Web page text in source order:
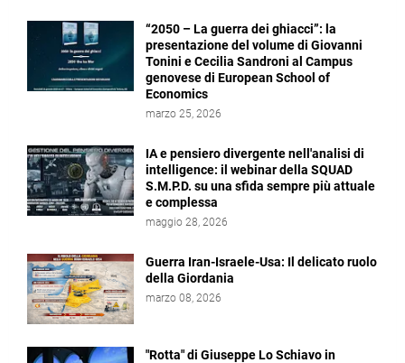
“2050 – La guerra dei ghiacci”: la
presentazione del volume di Giovanni
Tonini e Cecilia Sandroni al Campus
genovese di European School of
Economics
marzo 25, 2026
IA e pensiero divergente nell'analisi di
intelligence: il webinar della SQUAD
S.M.P.D. su una sfida sempre più attuale
e complessa
maggio 28, 2026
Guerra Iran-Israele-Usa: Il delicato ruolo
della Giordania
marzo 08, 2026
"Rotta" di Giuseppe Lo Schiavo in